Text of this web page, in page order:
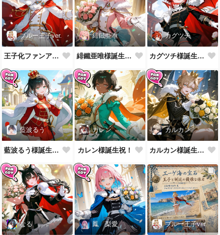
ブルー王子ver.
王子化ファンアート400組到達御礼！
緋鐵亜唯
緋鐵亜唯様誕生祝！
カグツチ
カグツチ様誕生祝！
藍波るう
藍波るう様誕生祝！
カレン
カレン様誕生祝！
カルカン
カルカン様誕生祝！
なる 鳳 梨愛 ブルー王子ver.